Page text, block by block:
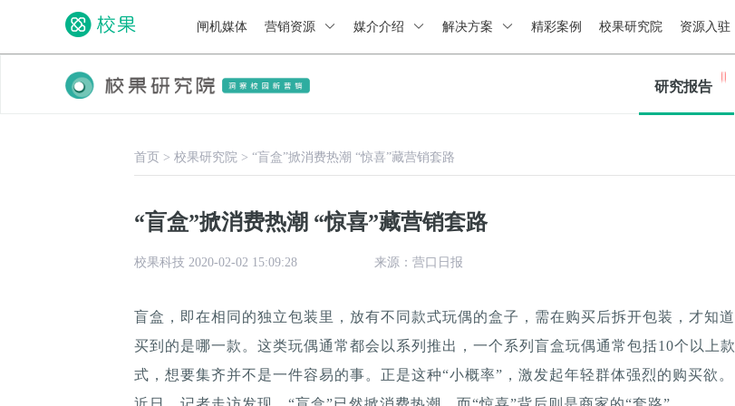
闸机媒体 营销资源 媒介介绍 解决方案 精彩案例 校果研究院 资源入驻
研究报告
首页 > 校果研究院 > “盲盒”掀消费热潮 “惊喜”藏营销套路
“盲盒”掀消费热潮 “惊喜”藏营销套路
校果科技 2020-02-02 15:09:28 来源：营口日报
盲盒，即在相同的独立包装里，放有不同款式玩偶的盒子，需在购买后拆开包装，才知道
买到的是哪一款。这类玩偶通常都会以系列推出，一个系列盲盒玩偶通常包括10个以上款
式，想要集齐并不是一件容易的事。正是这种“小概率”，激发起年轻群体强烈的购买欲。